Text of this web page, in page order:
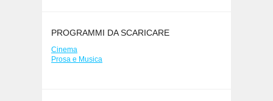
PROGRAMMI DA SCARICARE
Cinema
Prosa e Musica